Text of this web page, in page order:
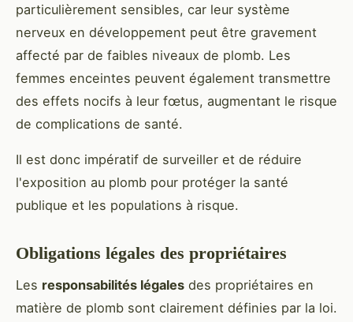
particulièrement sensibles, car leur système
nerveux en développement peut être gravement
affecté par de faibles niveaux de plomb. Les
femmes enceintes peuvent également transmettre
des effets nocifs à leur fœtus, augmentant le risque
de complications de santé.
Il est donc impératif de surveiller et de réduire
l'exposition au plomb pour protéger la santé
publique et les populations à risque.
Obligations légales des propriétaires
Les responsabilités légales des propriétaires en
matière de plomb sont clairement définies par la loi.